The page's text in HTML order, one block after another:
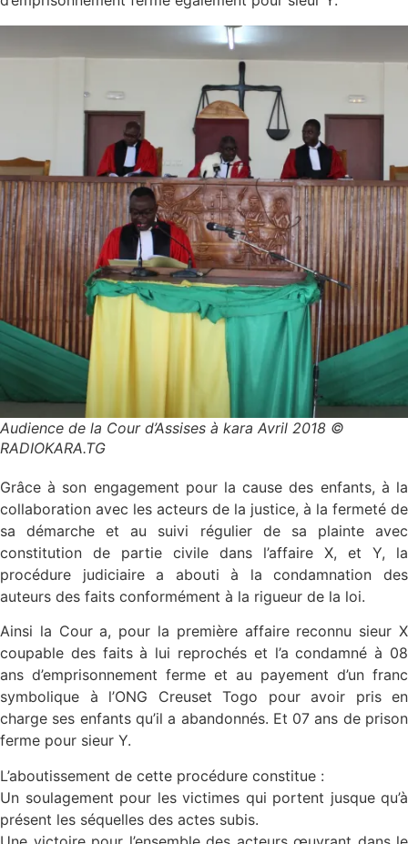
Audience de la Cour d’Assises à kara Avril 2018 ©
RADIOKARA.TG
Grâce à son engagement pour la cause des enfants, à la
collaboration avec les acteurs de la justice, à la fermeté de
sa démarche et au suivi régulier de sa plainte avec
constitution de partie civile dans l’affaire X, et Y, la
procédure judiciaire a abouti à la condamnation des
auteurs des faits conformément à la rigueur de la loi.
Ainsi la Cour a, pour la première affaire reconnu sieur X
coupable des faits à lui reprochés et l’a condamné à 08
ans d’emprisonnement ferme et au payement d’un franc
symbolique à l’ONG Creuset Togo pour avoir pris en
charge ses enfants qu’il a abandonnés. Et 07 ans de prison
ferme pour sieur Y.
L’aboutissement de cette procédure constitue :
Un soulagement pour les victimes qui portent jusque qu’à
présent les séquelles des actes subis.